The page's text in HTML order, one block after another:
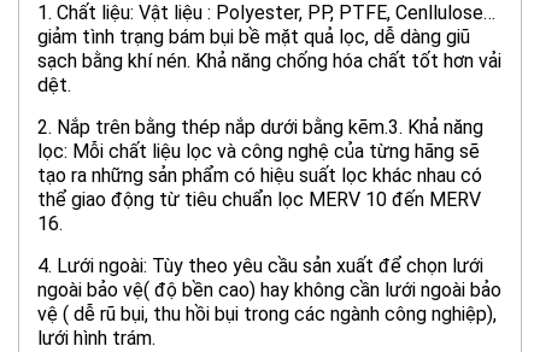
1. Chất liệu: Vật liệu : Polyester, PP, PTFE, Cenllulose…
giảm tình trạng bám bụi bề mặt quả lọc, dễ dàng giũ
sạch bằng khí nén. Khả năng chống hóa chất tốt hơn vải
dệt.
2. Nắp trên bằng thép nắp dưới bằng kẽm.3. Khả năng
lọc: Mỗi chất liệu lọc và công nghệ của từng hãng sẽ
tạo ra những sản phẩm có hiệu suất lọc khác nhau có
thể giao động từ tiêu chuẩn lọc MERV 10 đến MERV
16.
4. Lưới ngoài: Tùy theo yêu cầu sản xuất để chọn lưới
ngoài bảo vệ( độ bền cao) hay không cần lưới ngoài bảo
vệ ( dễ rũ bụi, thu hồi bụi trong các ngành công nghiệp),
lưới hình trám.